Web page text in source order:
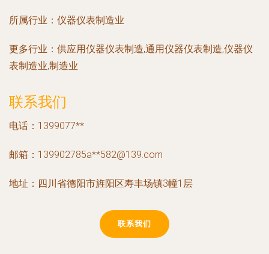
所属行业： 仪器仪表制造业
更多行业： 供应用仪器仪表制造,通用仪器仪表制造,仪器仪
表制造业,制造业
联系我们
电话：1399077**
邮箱：139902785a**582@139.com
地址：四川省德阳市旌阳区寿丰场镇3幢1层
联系我们